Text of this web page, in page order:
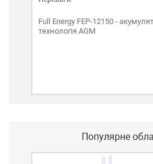
Full Energy FEP-12150 -
технологія AGM
Популярне